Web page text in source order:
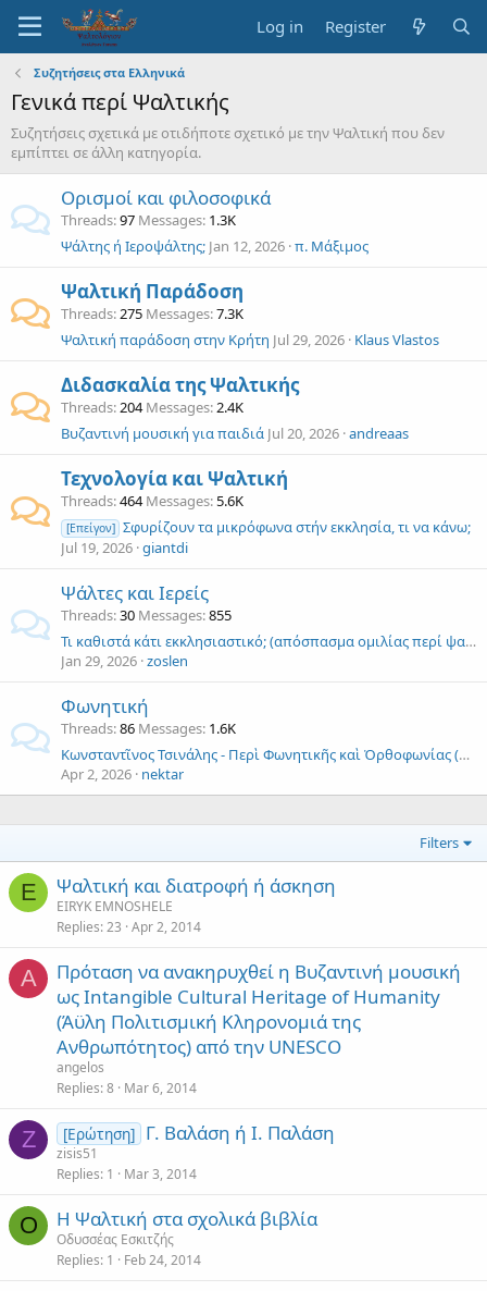
Log in Register
Συζητήσεις στα Ελληνικά
Γενικά περί Ψαλτικής
Συζητήσεις σχετικά με οτιδήποτε σχετικό με την Ψαλτική που δεν
εμπίπτει σε άλλη κατηγορία.
Ορισμοί και φιλοσοφικά
Threads 97 Messages 1.3K
Ψάλτης ή Ιεροψάλτης; Jan 12, 2026 π. Μάξιμος
Ψαλτική Παράδοση
Threads 275 Messages 7.3K
Ψαλτική παράδοση στην Κρήτη Jul 29, 2026 Klaus Vlastos
Διδασκαλία της Ψαλτικής
Threads 204 Messages 2.4K
Βυζαντινή μουσική για παιδιά Jul 20, 2026 andreaas
Τεχνολογία και Ψαλτική
Threads 464 Messages 5.6K
[Επείγον] Σφυρίζουν τα μικρόφωνα στήν εκκλησία, τι να κάνω;
Jul 19, 2026 giantdi
Ψάλτες και Ιερείς
Threads 30 Messages 855
Τι καθιστά κάτι εκκλησιαστικό; (απόσπασμα ομιλίας περί ψαλτικής), Αρχιμ. Νεκτάριος Θάνος
Jan 29, 2026 zoslen
Φωνητική
Threads 86 Messages 1.6K
Κωνσταντῖνος Τσινάλης - Περὶ Φωνητικῆς καὶ Ὀρθοφωνίας (ὁμιλία)
Apr 2, 2026 nektar
Filters
E Ψαλτική και διατροφή ή άσκηση
EIRYK EMNOSHELE
Replies 23 Apr 2, 2014
A
Πρόταση να ανακηρυχθεί η Βυζαντινή μουσική
ως Intangible Cultural Heritage of Humanity
(Άϋλη Πολιτισμική Κληρονομιά της
Ανθρωπότητος) από την UNESCO
angelos
Replies 8 Mar 6, 2014
Z [Ερώτηση] Γ. Βαλάση ή Ι. Παλάση
zisis51
Replies 1 Mar 3, 2014
Ο Η Ψαλτική στα σχολικά βιβλία
Οδυσσέας Εσκιτζής
Replies 1 Feb 24, 2014